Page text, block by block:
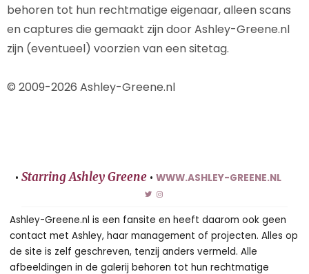
behoren tot hun rechtmatige eigenaar, alleen scans
en captures die gemaakt zijn door Ashley-Greene.nl
zijn (eventueel) voorzien van een sitetag.
© 2009-2026 Ashley-Greene.nl
• Starring Ashley Greene • WWW.ASHLEY-GREENE.NL
Ashley-Greene.nl is een fansite en heeft daarom ook geen
contact met Ashley, haar management of projecten. Alles op
de site is zelf geschreven, tenzij anders vermeld. Alle
afbeeldingen in de galerij behoren tot hun rechtmatige